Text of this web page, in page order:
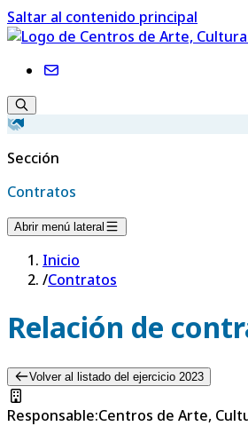
Saltar al contenido principal
Sección
Contratos
Abrir menú lateral
Inicio
/Contratos
Relación de
Volver al listado del ejercicio 2023
Responsable:Centros de Arte,